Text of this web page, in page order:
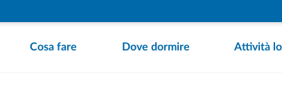
Cosa fare Dove dormire Attività